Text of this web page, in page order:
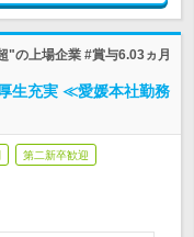
"の上場企業 #賞与6.03ヵ月
生充実 ≪愛媛本社勤務
第二新卒歓迎